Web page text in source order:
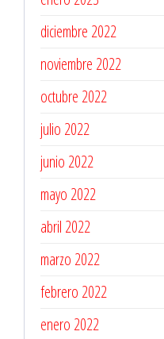
diciembre 2022
noviembre 2022
octubre 2022
julio 2022
junio 2022
mayo 2022
abril 2022
marzo 2022
febrero 2022
enero 2022